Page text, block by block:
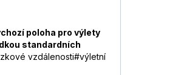
poloha pro výlety
standardních
vzdálenosti#výletní